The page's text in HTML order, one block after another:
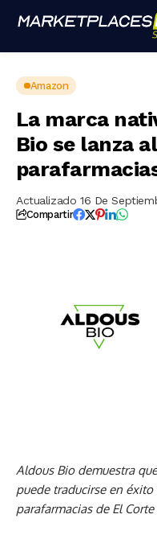
Amazon
La marca
Bio se lanza
Actualizado 16 De
Compartir
Aldous Bio demuestra
puede traducirse en
parafarmacias de El